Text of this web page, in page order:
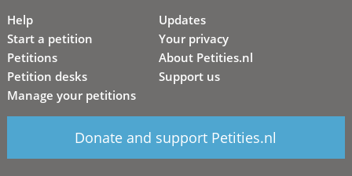
Help
Start a petition
Petitions
Petition desks
Manage your petitions
Updates
Your privacy
About Petities.nl
Support us
Donate and support Petities.nl